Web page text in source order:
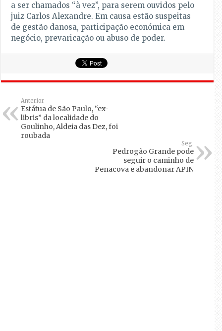
a ser chamados “à vez”, para serem ouvidos pelo
juiz Carlos Alexandre. Em causa estão suspeitas
de gestão danosa, participação económica em
negócio, prevaricação ou abuso de poder.
Anterior
Estátua de São Paulo, “ex-
libris” da localidade do
Goulinho, Aldeia das Dez, foi
roubada
Seg.
Pedrogão Grande pode
seguir o caminho de
Penacova e abandonar APIN